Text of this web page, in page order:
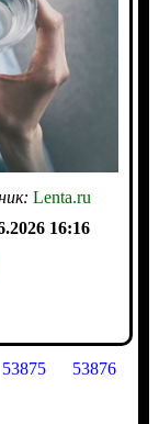
Lenta.ru
16:16
53875
53876